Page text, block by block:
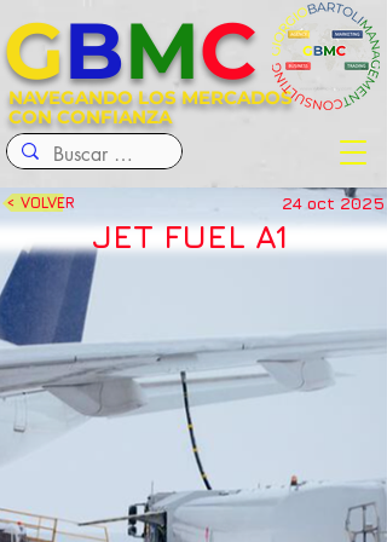
NAVEGANDO LOS MERCADOS
CON CONFIANZA
GBMC
< VOLVER 24 oct 2025
JET FUEL A1